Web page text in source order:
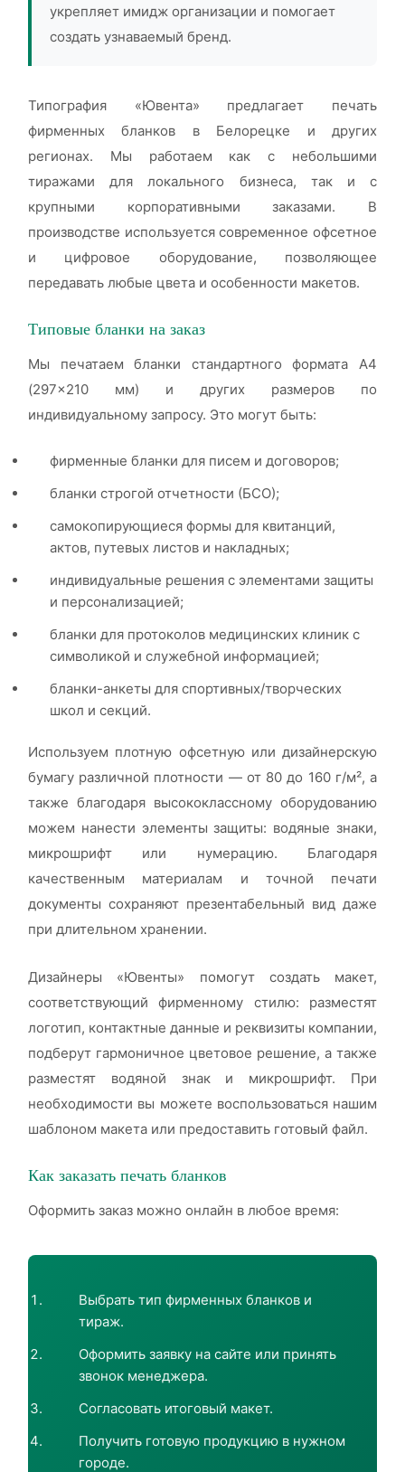
укрепляет имидж организации и помогает
создать узнаваемый бренд.
Типография «Ювента» предлагает печать
фирменных бланков в Белорецке и других
регионах. Мы работаем как с небольшими
тиражами для локального бизнеса, так и с
крупными корпоративными заказами. В
производстве используется современное офсетное
и цифровое оборудование, позволяющее
передавать любые цвета и особенности макетов.
Типовые бланки на заказ
Мы печатаем бланки стандартного формата А4
(297×210 мм) и других размеров по
индивидуальному запросу. Это могут быть:
фирменные бланки для писем и договоров;
бланки строгой отчетности (БСО);
самокопирующиеся формы для квитанций,
актов, путевых листов и накладных;
индивидуальные решения с элементами защиты
и персонализацией;
бланки для протоколов медицинских клиник с
символикой и служебной информацией;
бланки-анкеты для спортивных/творческих
школ и секций.
Используем плотную офсетную или дизайнерскую
бумагу различной плотности — от 80 до 160 г/м², а
также благодаря высококлассному оборудованию
можем нанести элементы защиты: водяные знаки,
микрошрифт или нумерацию. Благодаря
качественным материалам и точной печати
документы сохраняют презентабельный вид даже
при длительном хранении.
Дизайнеры «Ювенты» помогут создать макет,
соответствующий фирменному стилю: разместят
логотип, контактные данные и реквизиты компании,
подберут гармоничное цветовое решение, а также
разместят водяной знак и микрошрифт. При
необходимости вы можете воспользоваться нашим
шаблоном макета или предоставить готовый файл.
Как заказать печать бланков
Оформить заказ можно онлайн в любое время:
Выбрать тип фирменных бланков и
тираж.
Оформить заявку на сайте или принять
звонок менеджера.
Согласовать итоговый макет.
Получить готовую продукцию в нужном
городе.